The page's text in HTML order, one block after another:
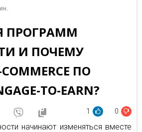
ПРОГРАММ
И ПОЧЕМУ
ПО
TO-EARN?
1 0
начинают изменяться вместе